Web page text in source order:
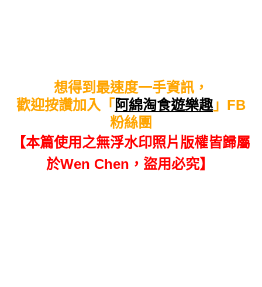
想得到最速度一手資訊，
歡迎按讚加入「 阿綿淘食遊樂趣 」FB
粉絲團
【本篇使用之無浮水印照片版權皆歸屬
於Wen Chen，盜用必究】